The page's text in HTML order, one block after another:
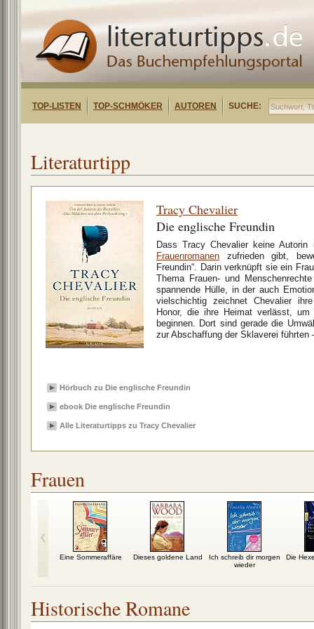
TOP-LISTEN TOP-SCHMÖKER AUTOREN SUCHE:
Literaturtipp
Tracy Chevalier
Die englische Freundin
Dass Tracy Chevalier keine
Frauenromanen zufrieden gibt,
Freundin“. Darin verknüpft sie ein
Thema Frauen- und
spannende Hülle, in der auch
vielschichtig zeichnet Chevalier
Honor, die ihre Heimat verlässt,
beginnen. Dort sind gerade die
zur Abschaffung der Sklaverei führten
Hörbuch zu Die englische Freundin
ebook Die englische Freundin
Alle Literaturtipps zu Tracy Chevalier
Frauen
Eine Sommeraffäre Dieses goldene Land
Ich schreib dir morgen
wieder
Die
Historische Romane